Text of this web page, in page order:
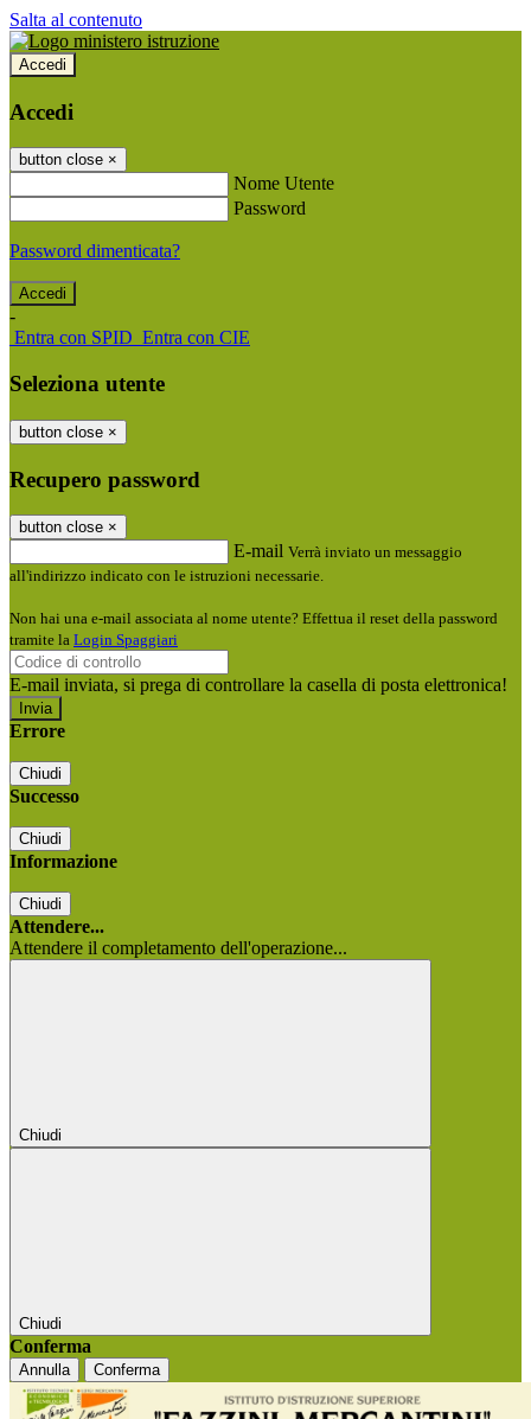
Salta al contenuto
Accedi
Accedi
button close ×
Nome Utente
Password
Password dimenticata?
-
Entra con SPID Entra con CIE
Seleziona utente
button close ×
Recupero password
button close ×
E-mail Verrà inviato un messaggio
all'indirizzo indicato con le istruzioni necessarie.
Non hai una e-mail associata al nome utente? Effettua il reset della password
tramite la Login Spaggiari
E-mail inviata, si prega di controllare la casella di posta elettronica!
Errore
Chiudi
Successo
Chiudi
Informazione
Chiudi
Attendere...
Attendere il completamento dell'operazione...
Chiudi
Chiudi
Conferma
Annulla Conferma